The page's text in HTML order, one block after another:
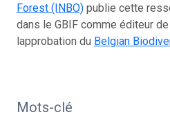
Forest (INBO) publie cette
dans le GBIF comme éditeur
lapprobation du Belgian
Mots-clé